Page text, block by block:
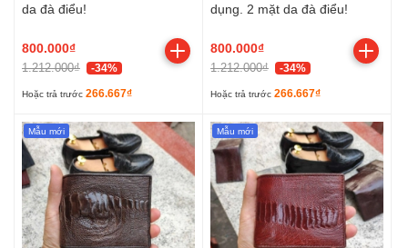
da đà điểu!
800.000₫
1.212.000₫ -34%
Hoặc trả trước 266.667₫
dụng. 2 mặt da đà điểu!
800.000₫
1.212.000₫ -34%
Hoặc trả trước 266.667₫
Mẫu mới Mẫu mới